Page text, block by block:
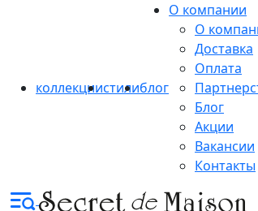
коллекциистилиблог
О компании
О
Доставка
Оплата
Блог
Акции
Вакансии
Контакты